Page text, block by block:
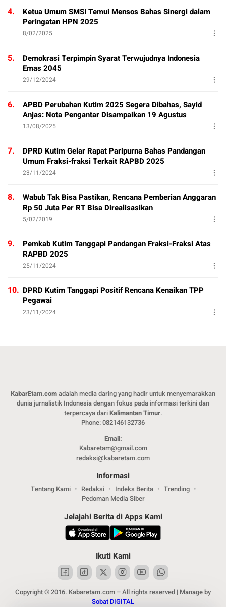
4.
Ketua Umum SMSI Temui Mensos Bahas Sinergi dalam
Peringatan HPN 2025
8/02/2025
5.
Demokrasi Terpimpin Syarat Terwujudnya Indonesia
Emas 2045
29/12/2024
6.
APBD Perubahan Kutim 2025 Segera Dibahas, Sayid
Anjas: Nota Pengantar Disampaikan 19 Agustus
13/08/2025
7.
DPRD Kutim Gelar Rapat Paripurna Bahas Pandangan
Umum Fraksi-fraksi Terkait RAPBD 2025
23/11/2024
8.
Wabub Tak Bisa Pastikan, Rencana Pemberian Anggaran
Rp 50 Juta Per RT Bisa Direalisasikan
5/02/2019
9.
Pemkab Kutim Tanggapi Pandangan Fraksi-Fraksi Atas
RAPBD 2025
25/11/2024
10. DPRD Kutim Tanggapi Positif Rencana Kenaikan TPP
Pegawai
23/11/2024
KabarEtam.comadalah media daring yang hadir untuk menyemarakkan
dunia jurnalistik Indonesia dengan fokus pada informasi terkini dan
terpercaya dariKalimantan Timur.
Phone: 082146132736
Email:
Kabaretam@gmail.com
redaksi@kabaretam.com
Informasi
Tentang Kami Redaksi Indeks Berita
Trending
Pedoman Media Siber
Jelajahi Berita di Apps Kami
Ikuti Kami
Copyright © 2016. Kabaretam.com – All rights reserved | Manage by
Sobat DIGITAL